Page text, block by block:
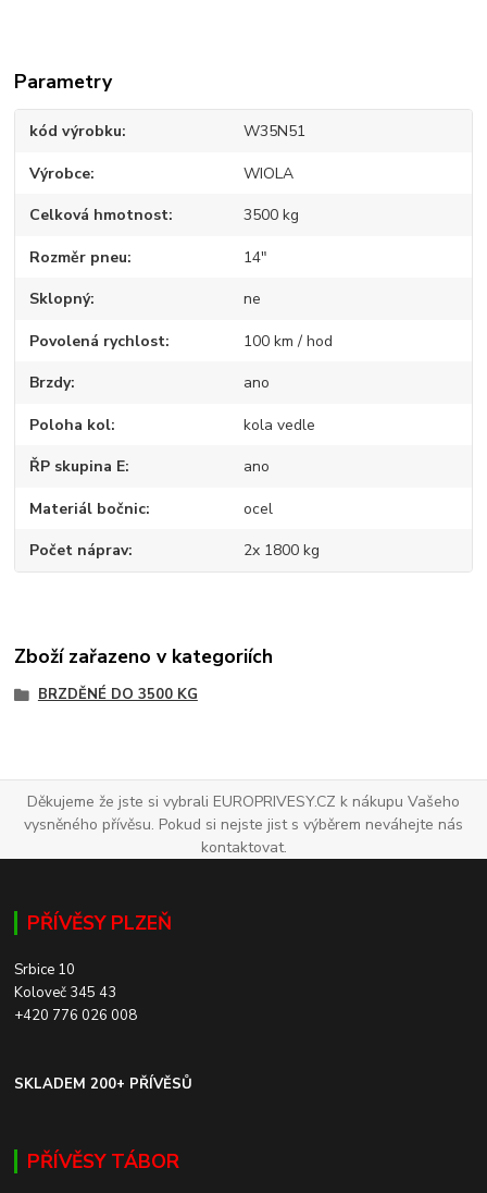
Parametry
kód výrobku W35N51
Výrobce WIOLA
Celková hmotnost 3500 kg
Rozměr pneu 14"
Sklopný ne
Povolená rychlost 100 km / hod
Brzdy ano
Poloha kol kola vedle
ŘP skupina E ano
Materiál bočnic ocel
Počet náprav 2x 1800 kg
Zboží zařazeno v kategoriích
BRZDĚNÉ DO 3500 KG
Děkujeme že jste si vybrali EUROPRIVESY.CZ k nákupu Vašeho
vysněného přívěsu. Pokud si nejste jist s výběrem neváhejte nás
kontaktovat.
PŘÍVĚSY PLZEŇ
Srbice 10
Koloveč 345 43
+420 776 026 008
SKLADEM 200+ PŘÍVĚSŮ
PŘÍVĚSY TÁBOR